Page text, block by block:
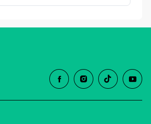
Alloprof engage les élèves